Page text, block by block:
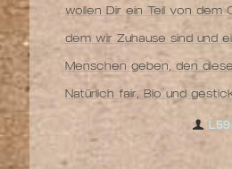
wollen Dir ein Teil von dem
dem wir Zuhause sind und
Menschen geben, den
Natürlich fair, Bio und
L59